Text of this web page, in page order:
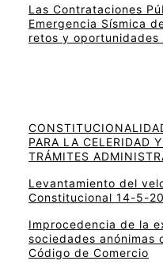
Las Contrataciones
Emergencia Sísmica
retos y
PARA LA CELERIDAD
TRÁMITES
Levantamiento del
Constitucional 14-5-
Improcedencia de la
sociedades anónimas
Código de Comercio